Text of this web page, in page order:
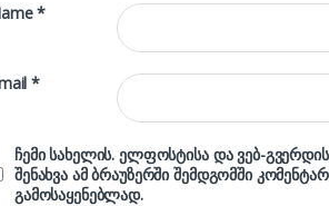
*
*
ჩემი სახელის. ელფოსტისა და ვებ-
შენახვა ამ ბრაუზერში შემდგომში
გამოსაყენებლად.